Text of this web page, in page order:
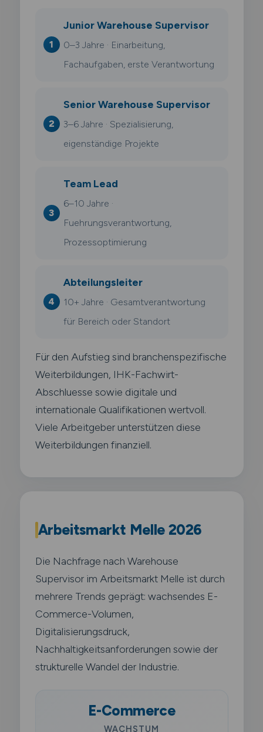
Junior Warehouse Supervisor
0–3 Jahre · Einarbeitung,
Fachaufgaben, erste Verantwortung
Senior Warehouse Supervisor
3–6 Jahre · Spezialisierung,
eigenständige Projekte
Team Lead
6–10 Jahre ·
Fuehrungsverantwortung,
Prozessoptimierung
Abteilungsleiter
10+ Jahre · Gesamtverantwortung
für Bereich oder Standort
Für den Aufstieg sind branchenspezifische
Weiterbildungen, IHK-Fachwirt-
Abschluesse sowie digitale und
internationale Qualifikationen wertvoll.
Viele Arbeitgeber unterstützen diese
Weiterbildungen finanziell.
Arbeitsmarkt Melle 2026
Die Nachfrage nach Warehouse
Supervisor im Arbeitsmarkt Melle ist durch
mehrere Trends geprägt: wachsendes E-
Commerce-Volumen,
Digitalisierungsdruck,
Nachhaltigkeitsanforderungen sowie der
strukturelle Wandel der Industrie.
E-Commerce
WACHSTUM